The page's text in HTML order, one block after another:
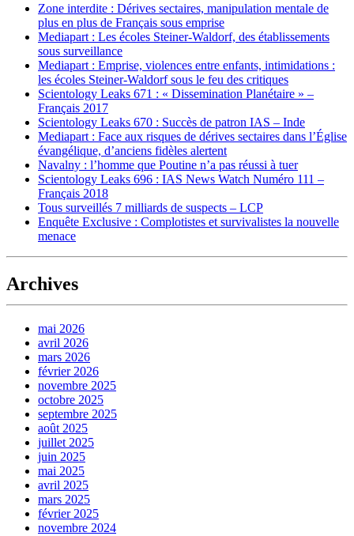
Zone interdite : Dérives sectaires, manipulation mentale de
plus en plus de Français sous emprise
Mediapart : Les écoles Steiner-Waldorf, des établissements
sous surveillance
Mediapart : Emprise, violences entre enfants, intimidations :
les écoles Steiner-Waldorf sous le feu des critiques
Scientology Leaks 671 : « Dissemination Planétaire » –
Français 2017
Scientology Leaks 670 : Succès de patron IAS – Inde
Mediapart : Face aux risques de dérives sectaires dans l’Église
évangélique, d’anciens fidèles alertent
Navalny : l’homme que Poutine n’a pas réussi à tuer
Scientology Leaks 696 : IAS News Watch Numéro 111 –
Français 2018
Tous surveillés 7 milliards de suspects – LCP
Enquête Exclusive : Complotistes et survivalistes la nouvelle
menace
Archives
mai 2026
avril 2026
mars 2026
février 2026
novembre 2025
octobre 2025
septembre 2025
août 2025
juillet 2025
juin 2025
mai 2025
avril 2025
mars 2025
février 2025
novembre 2024